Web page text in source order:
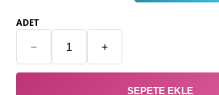
ADET
− +
SEPETE EKLE